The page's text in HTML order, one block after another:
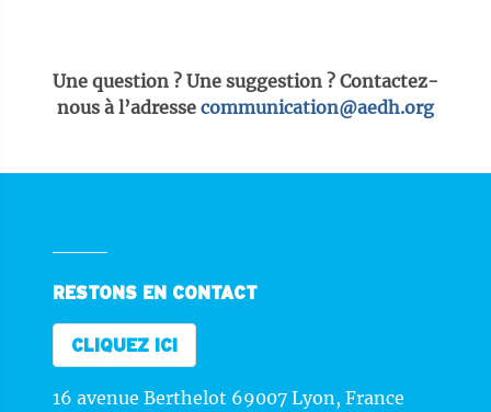
Une question ? Une suggestion ? Contactez-
nous à l’adresse communication@aedh.org
RESTONS EN CONTACT
CLIQUEZ ICI
16 avenue Berthelot 69007 Lyon, France